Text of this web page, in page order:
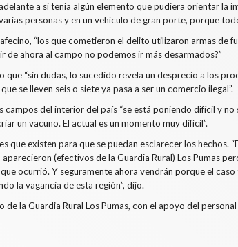
a si tenía algún elemento que pudiera orientar la
personas y en un vehículo de gran porte, porque
“los que cometieron el delito utilizaron armas de
de ahora al campo no podemos ir más desarmados?”
que “sin dudas, lo sucedido revela un desprecio a los
se lleven seis o siete ya pasa a ser un comercio ilegal”.
campos del interior del país “se está poniendo difícil y
un vacuno. El actual es un momento muy difícil”.
que existen para que se puedan esclarecer los hechos.
(efectivos de la Guardia Rural) Los Pumas
ocurrió. Y seguramente ahora vendrán porque el
la vagancia de esta región”, dijo.
de la Guardia Rural Los Pumas, con el apoyo del